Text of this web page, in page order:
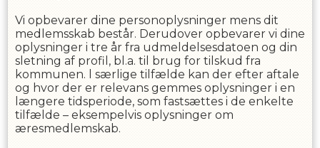
Vi opbevarer dine personoplysninger mens dit
medlemsskab består. Derudover opbevarer vi dine
oplysninger i tre år fra udmeldelsesdatoen og din
sletning af profil, bl.a. til brug for tilskud fra
kommunen. l særlige tilfælde kan der efter aftale
og hvor der er relevans gemmes oplysninger i en
længere tidsperiode, som fastsættes i de enkelte
tilfælde – eksempelvis oplysninger om
æresmedlemskab.